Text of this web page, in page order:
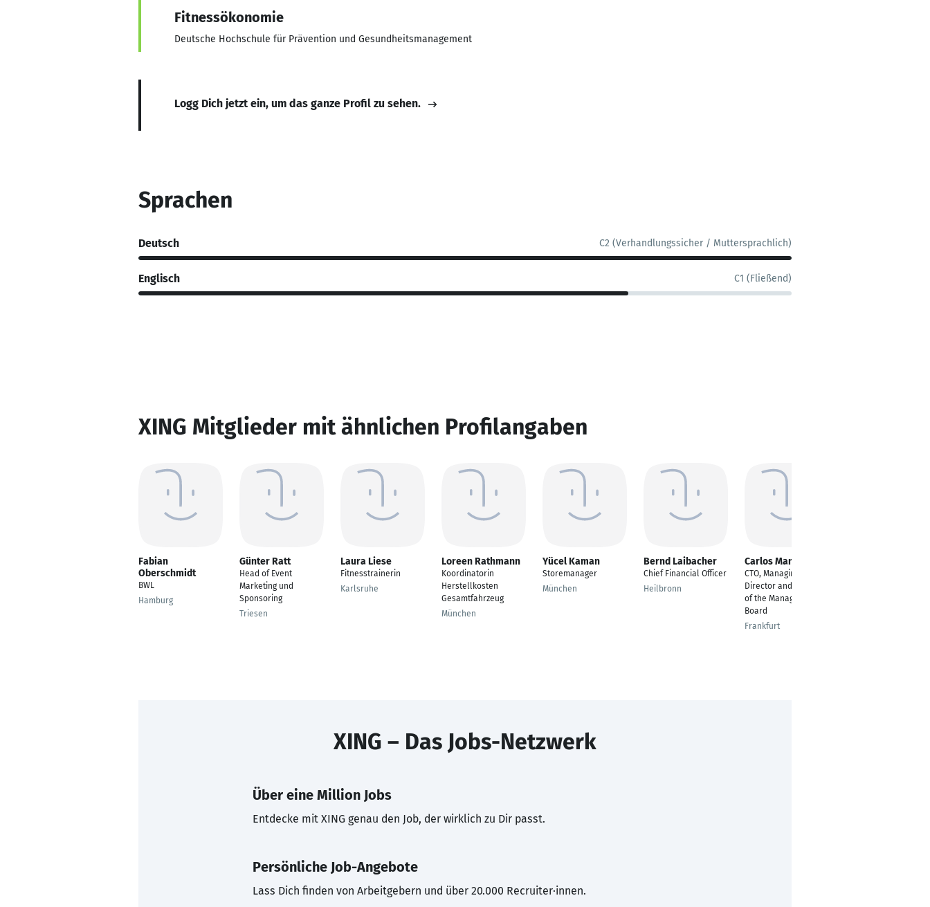
Fitnessökonomie
Deutsche Hochschule für Prävention und Gesundheitsmanagement
Logg Dich jetzt ein, um das ganze Profil zu sehen.
Sprachen
Deutsch C2 (Verhandlungssicher / Muttersprachlich)
Englisch C1 (Fließend)
XING Mitglieder mit ähnlichen Profilangaben
Fabian
Oberschmidt
BWL
Hamburg
Günter Ratt
Head of Event
Marketing und
Sponsoring
Triesen
Laura Liese
Fitnesstrainerin
Karlsruhe
Loreen Rathmann
Koordinatorin
Herstellkosten
Gesamtfahrzeug
München
Yücel Kaman
Storemanager
München
Bernd Laibacher
Chief Financial Officer
Heilbronn
Carlos Manuel
CTO, Managing
Director and Member
of the Management
Board
Frankfurt
XING – Das Jobs-Netzwerk
Über eine Million Jobs
Entdecke mit XING genau den Job, der wirklich zu Dir passt.
Persönliche Job-Angebote
Lass Dich finden von Arbeitgebern und über 20.000 Recruiter·innen.